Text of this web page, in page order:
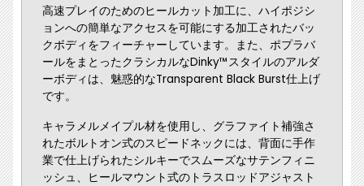
高速プレイのためのヒールカット加工に、ハイポジシ
ョンへの簡単なアクセスを可能にする加工されたバッ
クボディをフィーチャーしています。また、ポプラバ
ールをまとったクラシカルなDinky™スタイルのアルダ
ーボディは、魅惑的なTransparent Black Burst仕上げ
です。
キャラメルメイプル材を使用し、グラファイト補強さ
れたボルトオン式のスピードネックには、背面に手作
業で仕上げられたシルキーでスムーズなサテンフィニ
ッシュ、ヒールマウント式のトラスロッドアジャスト